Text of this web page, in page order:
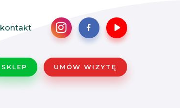
kontakt
SKLEP UMÓW WIZYTĘ